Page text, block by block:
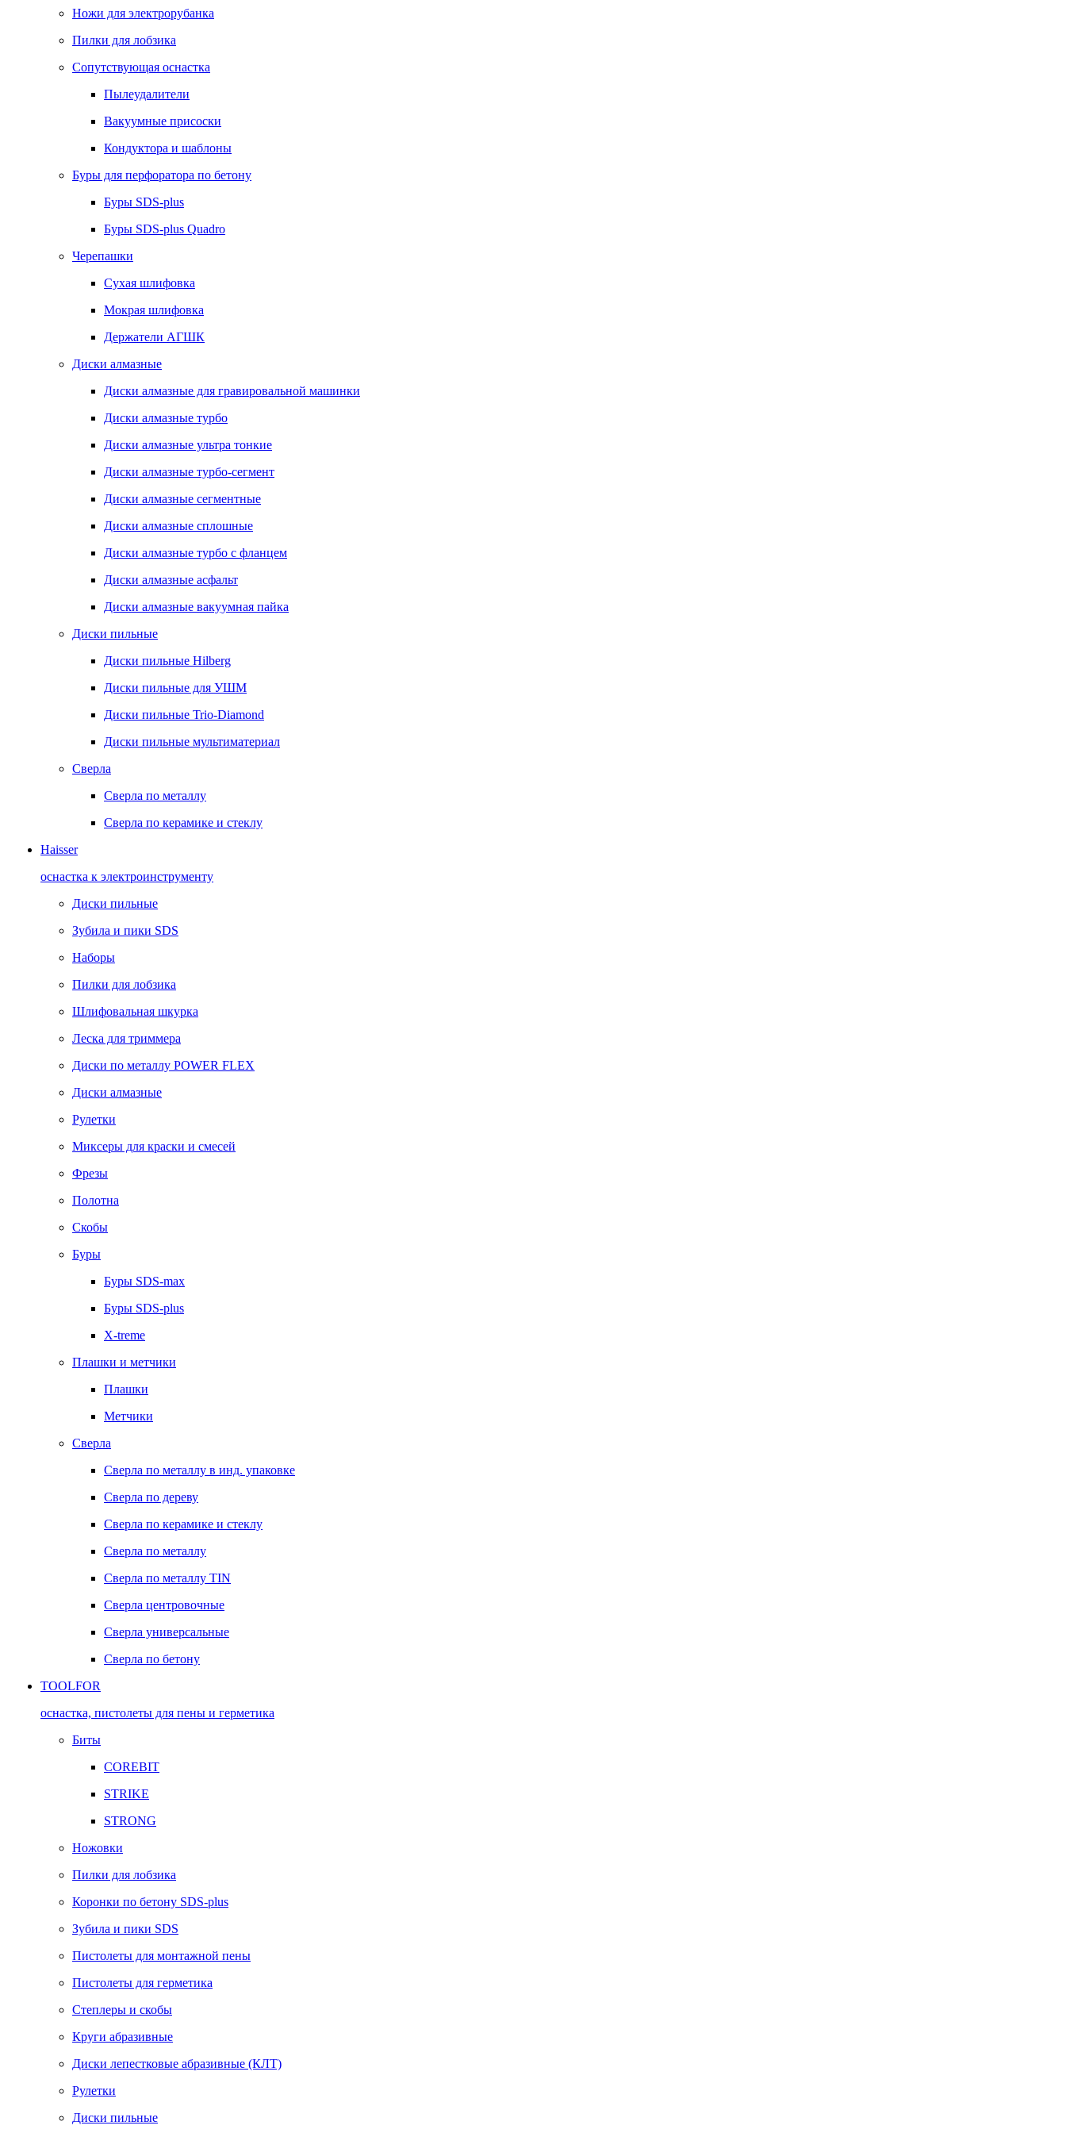
Ножи для электрорубанка
Пилки для лобзика
Сопутствующая оснастка
Пылеудалители
Вакуумные присоски
Кондуктора и шаблоны
Буры для перфоратора по бетону
Буры SDS-plus
Буры SDS-plus Quadro
Черепашки
Сухая шлифовка
Мокрая шлифовка
Держатели АГШК
Диски алмазные
Диски алмазные для гравировальной машинки
Диски алмазные турбо
Диски алмазные ультра тонкие
Диски алмазные турбо-сегмент
Диски алмазные сегментные
Диски алмазные сплошные
Диски алмазные турбо с фланцем
Диски алмазные асфальт
Диски алмазные вакуумная пайка
Диски пильные
Диски пильные Hilberg
Диски пильные для УШМ
Диски пильные Trio-Diamond
Диски пильные мультиматериал
Сверла
Сверла по металлу
Сверла по керамике и стеклу
Haisser
оснастка к электроинструменту
Диски пильные
Зубила и пики SDS
Наборы
Пилки для лобзика
Шлифовальная шкурка
Леска для триммера
Диски по металлу POWER FLEX
Диски алмазные
Рулетки
Миксеры для краски и смесей
Фрезы
Полотна
Скобы
Буры
Буры SDS-max
Буры SDS-plus
X-treme
Плашки и метчики
Плашки
Метчики
Сверла
Сверла по металлу в инд. упаковке
Сверла по дереву
Сверла по керамике и стеклу
Сверла по металлу
Сверла по металлу TIN
Сверла центровочные
Сверла универсальные
Сверла по бетону
TOOLFOR
оснастка, пистолеты для пены и герметика
Биты
COREBIT
STRIKE
STRONG
Ножовки
Пилки для лобзика
Коронки по бетону SDS-plus
Зубила и пики SDS
Пистолеты для монтажной пены
Пистолеты для герметика
Степлеры и скобы
Круги абразивные
Диски лепестковые абразивные (КЛТ)
Рулетки
Диски пильные